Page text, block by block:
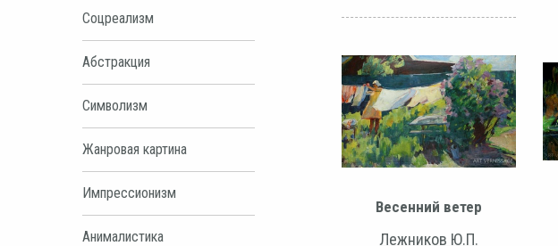
Соцреализм
Абстракция
Символизм
Жанровая картина
Импрессионизм
Анималистика
Весенний ветер
Лежников Ю.П.